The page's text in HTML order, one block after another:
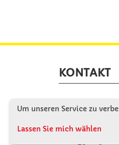
KONTAKT
Winkler
D - 94060
Um unseren Service zu
Lassen Sie mich wählen